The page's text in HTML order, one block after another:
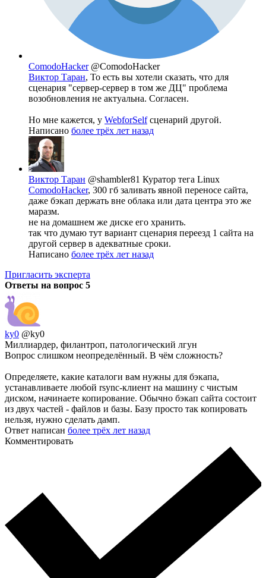
ComodoHacker @ComodoHacker
Виктор Таран, То есть вы хотели сказать, что для
сценария "сервер-сервер в том же ДЦ" проблема
возобновления не актуальна. Согласен.
Но мне кажется, у WebforSelfсценарий другой.
Написано более трёх лет назад
Виктор Таран @shambler81 Куратор тега Linux
ComodoHacker, 300 гб заливать явной переносе сайта,
даже бэкап держать вне облака или дата центра это же
маразм.
не на домашнем же диске его хранить.
так что думаю тут вариант сценария переезд 1 сайта на
другой сервер в адекватные сроки.
Написано более трёх лет назад
Пригласить эксперта
Ответы на вопрос 5
ky0 @ky0
Миллиардер, филантроп, патологический лгун
Вопрос слишком неопределённый. В чём сложность?
Определяете, какие каталоги вам нужны для бэкапа,
устанавливаете любой rsync-клиент на машину с чистым
диском, начинаете копирование. Обычно бэкап сайта состоит
из двух частей - файлов и базы. Базу просто так копировать
нельзя, нужно сделать дамп.
Ответ написан более трёх лет назад
Комментировать